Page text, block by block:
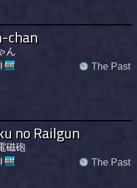
chan
ん
The Past
no Railgun
磁砲
The Past